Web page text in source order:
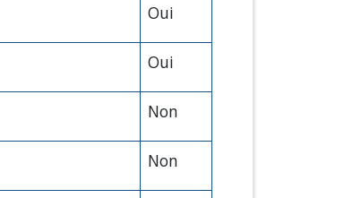
Oui
Oui
Non
Non